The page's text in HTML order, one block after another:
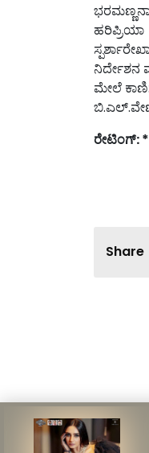
ಹರಿಪ್ರಿಯಾ
ನಿರ್ದೇಶನ
ಮೇಲೆ
ರೇಟಿಂಗ್:
Share